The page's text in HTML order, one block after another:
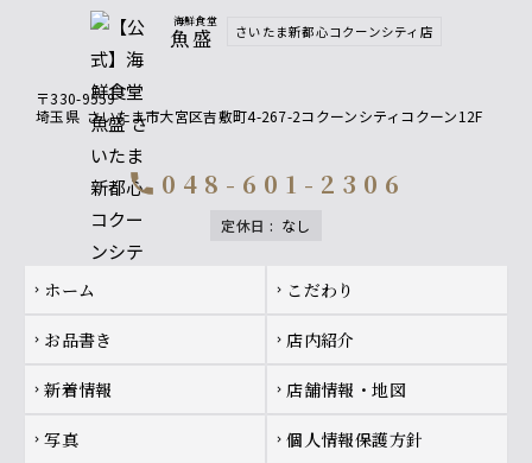
海鮮食堂
魚盛 さいたま新都心コクーンシティ店
〒330-9559
埼玉県 さいたま市大宮区吉敷町4-267-2コクーンシティコクーン12F
call 048-601-2306
定休日 : なし
Footer navigation
chevron_right ホーム chevron_right こだわり
chevron_right お品書き chevron_right 店内紹介
chevron_right 新着情報 chevron_right 店舗情報・地図
chevron_right 写真 chevron_right 個人情報保護方針